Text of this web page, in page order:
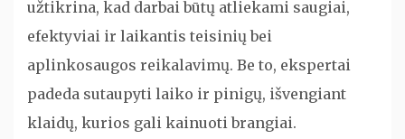
užtikrina, kad darbai būtų atliekami saugiai,
efektyviai ir laikantis teisinių bei
aplinkosaugos reikalavimų. Be to, ekspertai
padeda sutaupyti laiko ir pinigų, išvengiant
klaidų, kurios gali kainuoti brangiai.